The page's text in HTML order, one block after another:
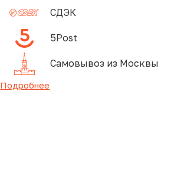
СДЭК
5Post
Самовывоз из Москвы
Подробнее